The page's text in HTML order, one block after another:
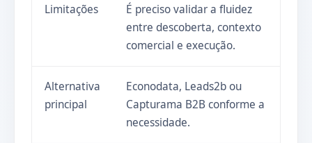
Limitações
É preciso validar a fluidez
entre descoberta, contexto
comercial e execução.
Alternativa
principal
Econodata, Leads2b ou
Capturama B2B conforme a
necessidade.